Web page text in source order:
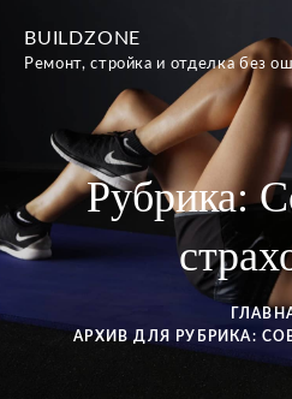
содержимому
BUILDZONE
Ремонт, стройка и отделка без
Рубрика:
АРХИВ ДЛЯ
РУБРИКА: